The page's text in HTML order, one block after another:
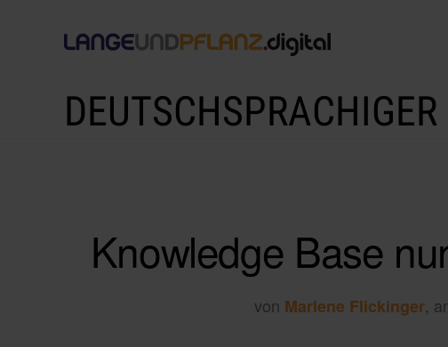
Knowledge Base
von Marlene Flickinger,